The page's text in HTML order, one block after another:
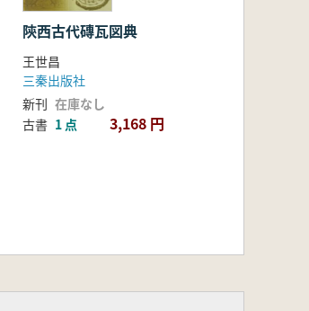
陝西古代磚瓦図典
王世昌
三秦出版社
新刊 在庫なし
古書 1 点 3,168 円